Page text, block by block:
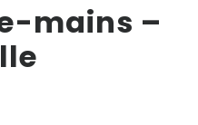
mains –